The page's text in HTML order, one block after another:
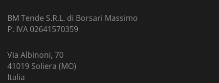
BM Tende S.R.L. di Borsari Massimo
P. IVA 02641570359
Via Albinoni, 70
41019 Soliera (MO)
Italia